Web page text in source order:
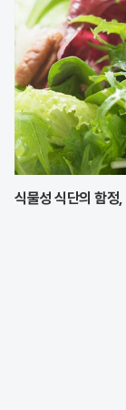
식물성 식단의 함정